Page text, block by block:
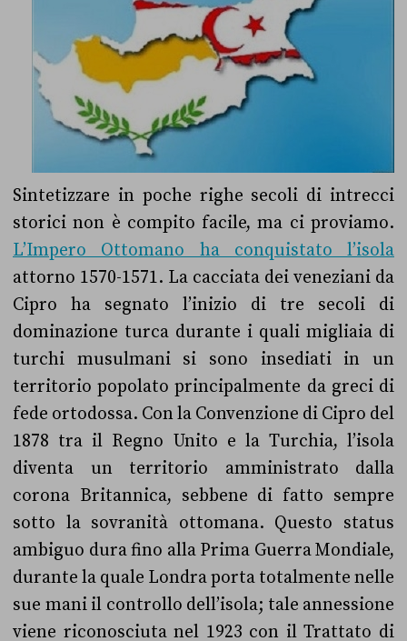
Sintetizzare in poche righe secoli di intrecci
storici non è compito facile, ma ci proviamo.
L’Impero Ottomano ha conquistato l’isola
attorno 1570-1571. La cacciata dei veneziani da
Cipro ha segnato l’inizio di tre secoli di
dominazione turca durante i quali migliaia di
turchi musulmani si sono insediati in un
territorio popolato principalmente da greci di
fede ortodossa. Con la Convenzione di Cipro del
1878 tra il Regno Unito e la Turchia, l’isola
diventa un territorio amministrato dalla
corona Britannica, sebbene di fatto sempre
sotto la sovranità ottomana. Questo status
ambiguo dura fino alla Prima Guerra Mondiale,
durante la quale Londra porta totalmente nelle
sue mani il controllo dell’isola; tale annessione
viene riconosciuta nel 1923 con il Trattato di